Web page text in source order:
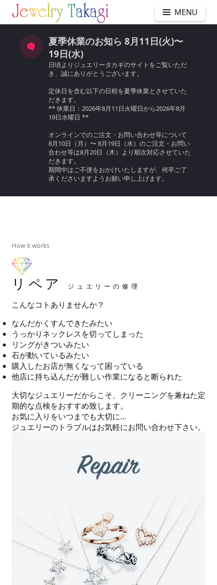
MENU
夏季休業のお知ら 8月11日(火)〜
19日(水)
日頃よりジュエリータカギのサイトをご覧いただ
き、誠にありがとうございます。
定休日を含む以下の日程を夏季休業とさせていた
だきます。
** 休業日：2026年8月11日火曜日から2026年8月
19日水曜日 **
オンラインでのご注文・お問い合わせ等について
8月10日（月）〜 8月19日（水）のご注文・お問い
合わせ等は8月20日（木）より順次対応させていた
だきます。
期間中はご不便をおかけいたしますが、何卒ご了
承くださいますようお願い申し上げます。
How it works
リペア ジュエリーの修理
こんなコトありませんか？
なんだかくすんできたみたい
うっかりネックレスを切ってしまった
リングがきついみたい
石が動いているみたい
購入したお店が無くなって困っている
他店に持ち込んだが難しい作業になると断られた
大切なジュエリーだからこそ、クリーニングを兼ねた定
期的な点検をおすすめ致します。
お気に入りをいつまでも大切に…
ジュエリーのトラブルはお気軽にお問い合わせ下さい。